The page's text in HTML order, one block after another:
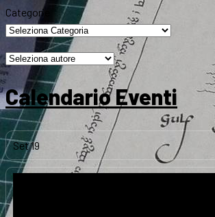
Categorie
Calendario Eventi
Set19